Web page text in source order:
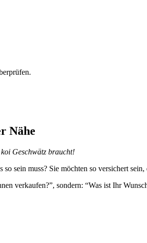
Nähe
Geschwätz braucht!
sein muss? Sie möchten so versichert
verkaufen?”, sondern: “Was ist Ihr